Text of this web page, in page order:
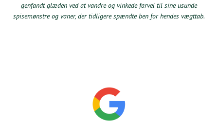
genfandt glæden ved at vandre og vinkede farvel til sine usunde
spisemønstre og vaner, der tidligere spændte ben for hendes vægttab.